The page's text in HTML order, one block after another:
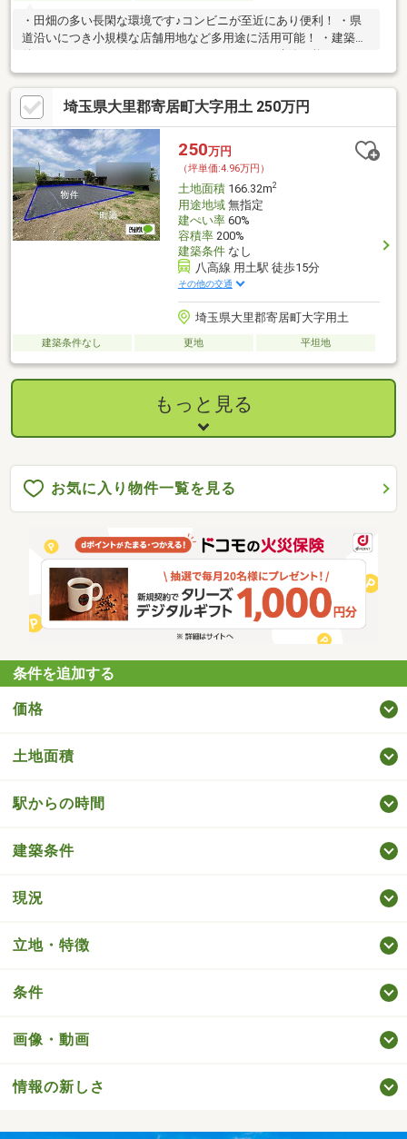
・田畑の多い長閑な環境です♪コンビニが至近にあり便利！ ・県
道沿いにつき小規模な店舗用地など多用途に活用可能！ ・建築条
埼玉県大里郡寄居町大字用土 250万円
250万円
（坪単価:4.96万円）
土地面積166.32m2
用途地域無指定
建ぺい率60%
容積率200%
建築条件なし
八高線 用土駅 徒歩15分
その他の交通
埼玉県大里郡寄居町大字用土
建築条件なし 更地 平坦地
もっと見る
お気に入り物件一覧を見る
条件を追加する
価格
土地面積
駅からの時間
建築条件
現況
立地・特徴
条件
画像・動画
情報の新しさ